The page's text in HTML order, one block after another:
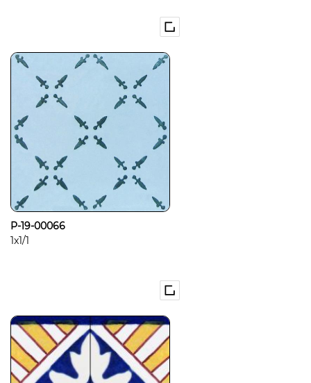
P-19-00066
1x1/1